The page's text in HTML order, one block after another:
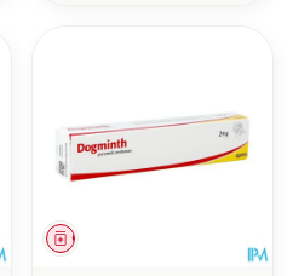
Geneesmiddel